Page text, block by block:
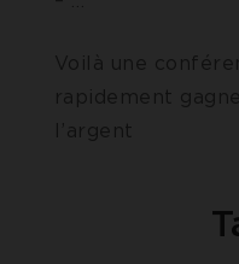
Voilà une
rapidement